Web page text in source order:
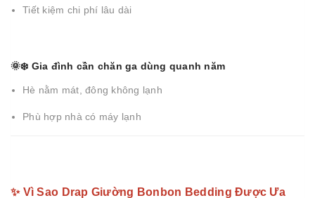
Tiết kiệm chi phí lâu dài
🌞❄️ Gia đình cần chăn ga dùng quanh năm
Hè nằm mát, đông không lạnh
Phù hợp nhà có máy lạnh
✨ Vì Sao Drap Giường Bonbon Bedding Được Ưa